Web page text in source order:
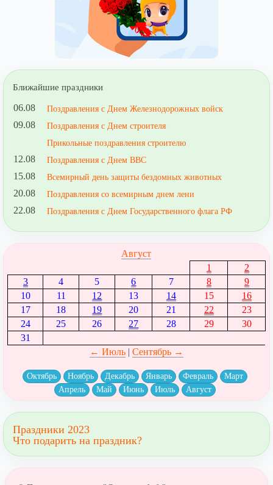
Ближайшие праздники
06.08 Поздравления с Днем Железнодорожных войск
09.08
Поздравления с Днем строителя
Прикольные поздравления строителю
12.08 Поздравления с Днем ВВС
15.08 Всемирный день защиты бездомных животных
20.08 Поздравления со всемирным днем лени
22.08 Поздравления с Днем Государственного флага РФ
Август
1
2
3
4 5 6 7 8
9
10
11 12 13 14 15
16
17
18 19 20 21 22
23
24
25 26 27 28 29
30
31
← Июль| Сентябрь →
Октябрь Ноябрь Декабрь Январь Февраль
Март
Апрель
Май Июнь Июль Август
Праздники 2023
Что подарить на праздник?